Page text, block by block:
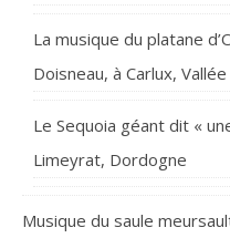
La musique du platane
Doisneau, à Carlux,
Le Sequoia géant dit «
Limeyrat, Dordogne
Musique du saule